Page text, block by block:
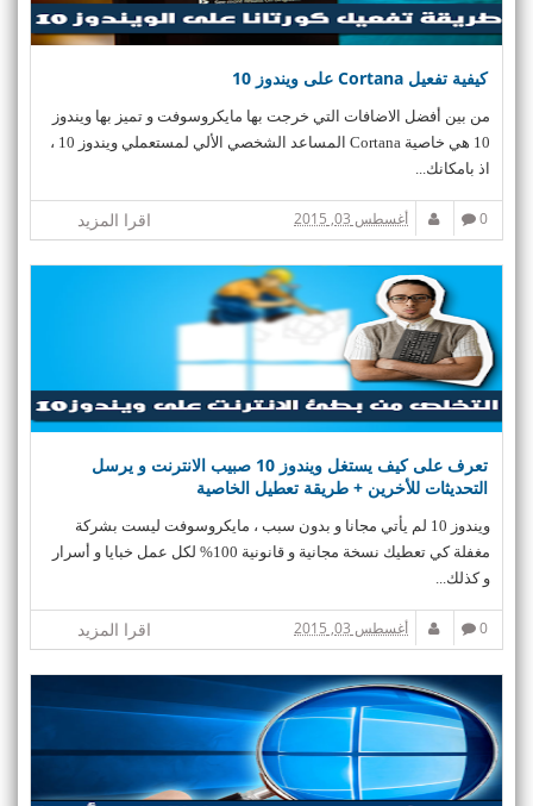
كيفية تفعيل Cortana على ويندوز 10
من بين أفضل الاضافات التي خرجت بها مايكروسوفت و تميز بها ويندوز
10 هي خاصية Cortana المساعد الشخصي الألي لمستعملي ويندوز 10 ،
اذ بامكانك...
اقرا المزيد 0 أغسطس 03, 2015
تعرف على كيف يستغل ويندوز 10 صبيب الانترنت و يرسل
التحديثات للأخرين + طريقة تعطيل الخاصية
ويندوز 10 لم يأتي مجانا و بدون سبب ، مايكروسوفت ليست بشركة
مغفلة كي تعطيك نسخة مجانية و قانونية 100% لكل عمل خبايا و أسرار
و كذلك...
اقرا المزيد 0 أغسطس 03, 2015